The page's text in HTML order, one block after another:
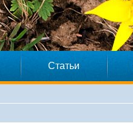
Статьи